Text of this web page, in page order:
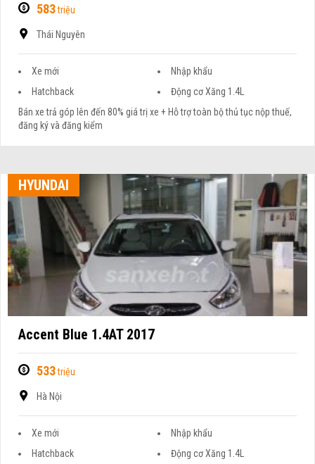
583triệu
Thái Nguyên
Xe mới
Nhập khẩu
Hatchback
Động cơ Xăng 1.4L
Bán xe trả góp lên đến 80% giá trị xe + Hỗ trợ toàn bộ thủ tục nộp thuế,
đăng ký và đăng kiểm
HYUNDAI
Accent Blue 1.4AT 2017
533triệu
Hà Nội
Xe mới
Nhập khẩu
Hatchback
Động cơ Xăng 1.4L